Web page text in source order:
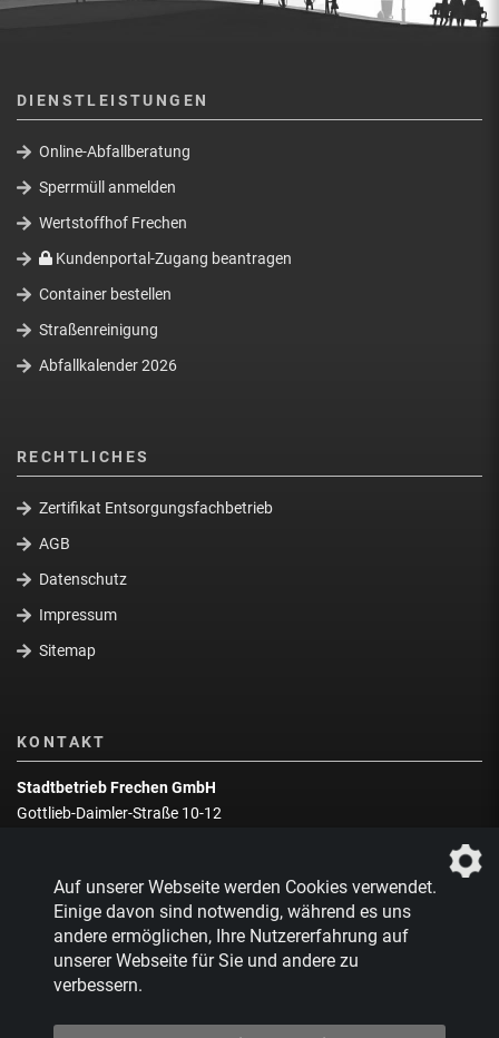
DIENSTLEISTUNGEN
Online-Abfallberatung
Sperrmüll anmelden
Wertstoffhof Frechen
Kundenportal-Zugang beantragen
Container bestellen
Straßenreinigung
Abfallkalender 2026
RECHTLICHES
Zertifikat Entsorgungsfachbetrieb
AGB
Datenschutz
Impressum
Sitemap
KONTAKT
Stadtbetrieb Frechen GmbH
Gottlieb-Daimler-Straße 10-12
Zentrale:02234 9217-0
Abfallberatung:02234 9217-17
Auf unserer Webseite werden Cookies verwendet.
Einige davon sind notwendig, während es uns
andere ermöglichen, Ihre Nutzererfahrung auf
unserer Webseite für Sie und andere zu
verbessern.